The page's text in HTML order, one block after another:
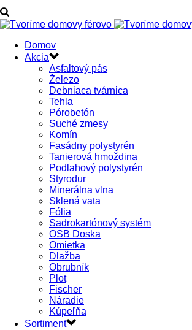
Domov
Akcia
Asfaltový pás
Železo
Debniaca tvárnica
Tehla
Pórobetón
Suché zmesy
Komín
Fasádny polystyrén
Tanierová hmoždina
Podlahový polystyrén
Styrodur
Minerálna vlna
Sklená vata
Fólia
Sadrokartónový systém
OSB Doska
Omietka
Dlažba
Obrubník
Plot
Fischer
Náradie
Kúpeľňa
Sortiment